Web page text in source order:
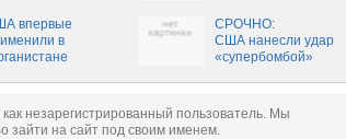
бомбу в
(ВИДЕО)
сверхмощную бомбу в
Афганистане
впервые
в
СРОЧНО:
США нанесли удар
«супербомбой»
незарегистрированный пользователь. Мы
зайти на сайт под своим именем.